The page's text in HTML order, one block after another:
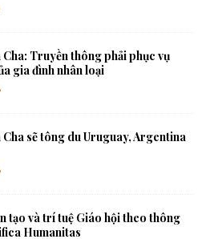
Truyền thông phải phục vụ
gia đình nhân loại
sẽ tông du Uruguay, Argentina
tạo và trí tuệ Giáo hội theo thông
Humanitas